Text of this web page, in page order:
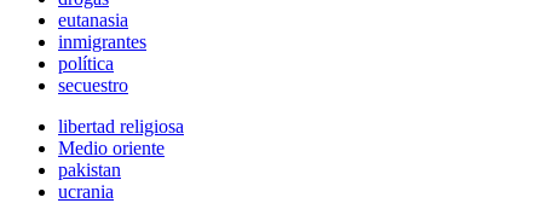
eutanasia
inmigrantes
política
secuestro
libertad religiosa
Medio oriente
pakistan
ucrania